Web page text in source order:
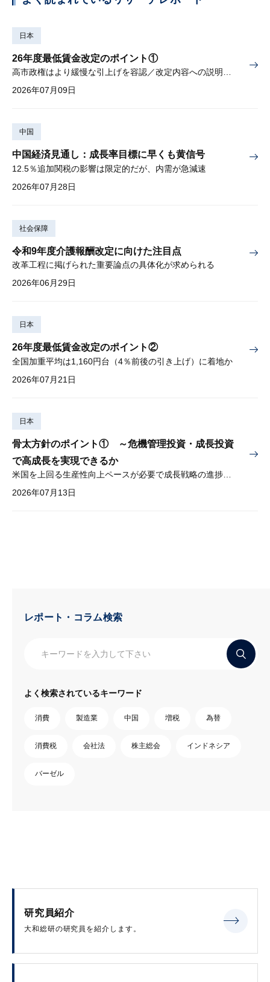
日本
26年度最低賃金改定のポイント①
高市政権はより緩慢な引上げを容認／改定内容への説明責任が焦点
2026年07月09日
中国
中国経済見通し：成長率目標に早くも黄信号
12.5％追加関税の影響は限定的だが、内需が急減速
2026年07月28日
社会保障
令和9年度介護報酬改定に向けた注目点
改革工程に掲げられた重要論点の具体化が求められる
2026年06月29日
日本
26年度最低賃金改定のポイント②
全国加重平均は1,160円台（4％前後の引き上げ）に着地か
2026年07月21日
日本
骨太方針のポイント① ～危機管理投資・成長投資
で高成長を実現できるか
米国を上回る生産性向上ペースが必要で成長戦略の進捗管理も課題
2026年07月13日
レポート・コラム検索
よく検索されているキーワード
消費 製造業 中国 増税 為替
消費税 会社法 株主総会 インドネシア
バーゼル
研究員紹介
大和総研の研究員を紹介します。